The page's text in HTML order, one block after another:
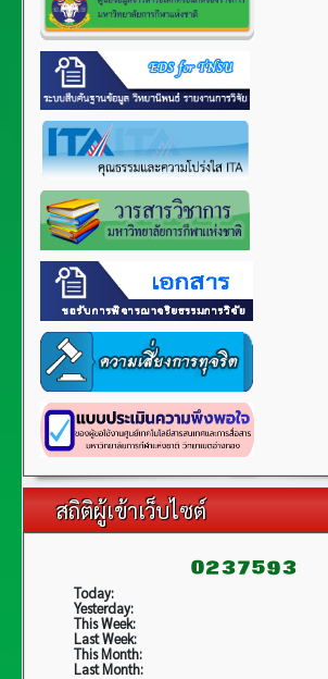
สถิติผู้เข้าเว็บไซต์
Today:
Yesterday:
This Week:
Last Week:
This Month:
Last Month: